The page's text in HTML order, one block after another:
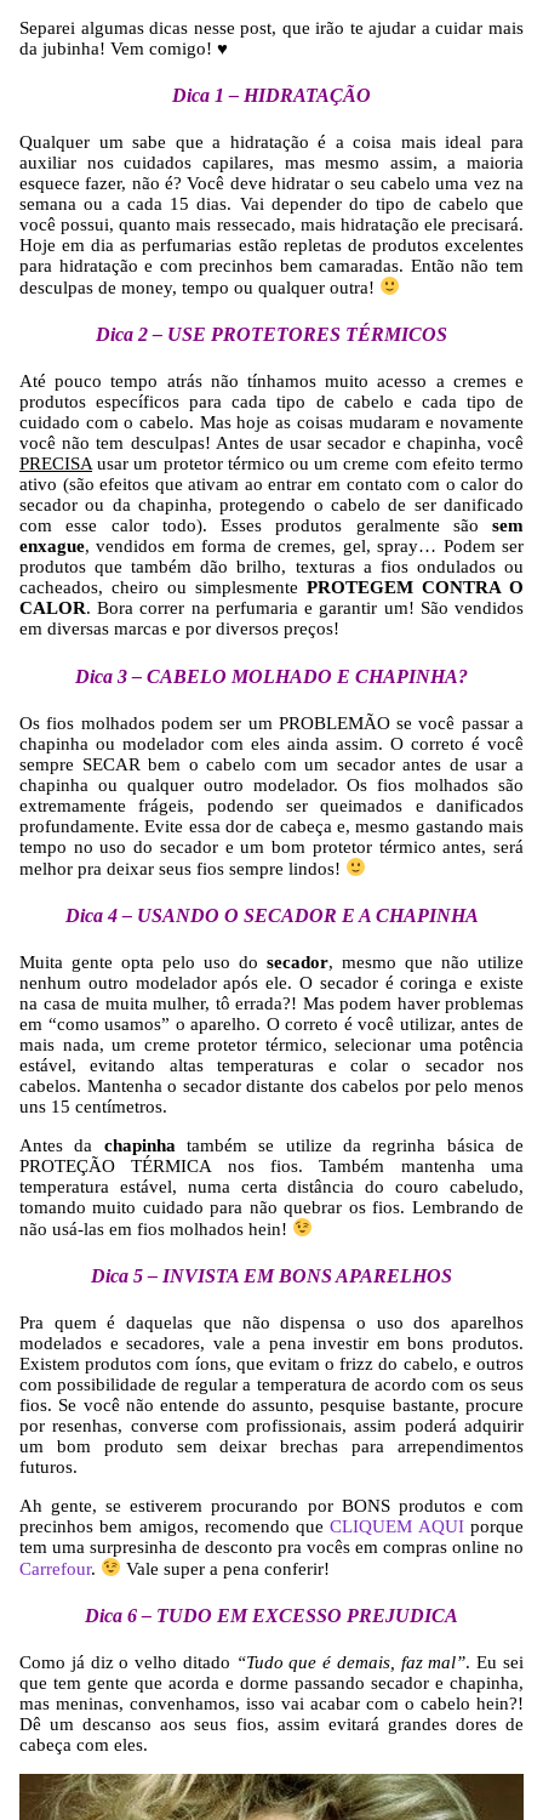
Separei algumas dicas nesse post, que irão te ajudar a cuidar mais
da jubinha! Vem comigo! ♥
Dica 1 – HIDRATAÇÃO
Qualquer um sabe que a hidratação é a coisa mais ideal para
auxiliar nos cuidados capilares, mas mesmo assim, a maioria
esquece fazer, não é? Você deve hidratar o seu cabelo uma vez na
semana ou a cada 15 dias. Vai depender do tipo de cabelo que
você possui, quanto mais ressecado, mais hidratação ele precisará.
Hoje em dia as perfumarias estão repletas de produtos excelentes
para hidratação e com precinhos bem camaradas. Então não tem
desculpas de money, tempo ou qualquer outra!
Dica 2 – USE PROTETORES TÉRMICOS
Até pouco tempo atrás não tínhamos muito acesso a cremes e
produtos específicos para cada tipo de cabelo e cada tipo de
cuidado com o cabelo. Mas hoje as coisas mudaram e novamente
você não tem desculpas! Antes de usar secador e chapinha, você
PRECISAusar um protetor térmico ou um creme com efeito termo
ativo (são efeitos que ativam ao entrar em contato com o calor do
secador ou da chapinha, protegendo o cabelo de ser danificado
com esse calor todo). Esses produtos geralmente são sem
enxague, vendidos em forma de cremes, gel, spray… Podem ser
produtos que também dão brilho, texturas a fios ondulados ou
cacheados, cheiro ou simplesmente PROTEGEM CONTRA O
CALOR. Bora correr na perfumaria e garantir um! São vendidos
em diversas marcas e por diversos preços!
Dica 3 – CABELO MOLHADO E CHAPINHA?
Os fios molhados podem ser um PROBLEMÃO se você passar a
chapinha ou modelador com eles ainda assim. O correto é você
sempre SECAR bem o cabelo com um secador antes de usar a
chapinha ou qualquer outro modelador. Os fios molhados são
extremamente frágeis, podendo ser queimados e danificados
profundamente. Evite essa dor de cabeça e, mesmo gastando mais
tempo no uso do secador e um bom protetor térmico antes, será
melhor pra deixar seus fios sempre lindos!
Dica 4 – USANDO O SECADOR E A CHAPINHA
Muita gente opta pelo uso do secador, mesmo que não utilize
nenhum outro modelador após ele. O secador é coringa e existe
na casa de muita mulher, tô errada?! Mas podem haver problemas
em “como usamos” o aparelho. O correto é você utilizar, antes de
mais nada, um creme protetor térmico, selecionar uma potência
estável, evitando altas temperaturas e colar o secador nos
cabelos. Mantenha o secador distante dos cabelos por pelo menos
uns 15 centímetros.
Antes da chapinha também se utilize da regrinha básica de
PROTEÇÃO TÉRMICA nos fios. Também mantenha uma
temperatura estável, numa certa distância do couro cabeludo,
tomando muito cuidado para não quebrar os fios. Lembrando de
não usá-las em fios molhados hein!
Dica 5 – INVISTA EM BONS APARELHOS
Pra quem é daquelas que não dispensa o uso dos aparelhos
modelados e secadores, vale a pena investir em bons produtos.
Existem produtos com íons, que evitam o frizz do cabelo, e outros
com possibilidade de regular a temperatura de acordo com os seus
fios. Se você não entende do assunto, pesquise bastante, procure
por resenhas, converse com profissionais, assim poderá adquirir
um bom produto sem deixar brechas para arrependimentos
futuros.
Ah gente, se estiverem procurando por BONS produtos e com
precinhos bem amigos, recomendo queCLIQUEM AQUIporque
tem uma surpresinha de desconto pra vocês em compras online no
Carrefour. Vale super a pena conferir!
Dica 6 – TUDO EM EXCESSO PREJUDICA
Como já diz o velho ditado “Tudo que é demais, faz mal”. Eu sei
que tem gente que acorda e dorme passando secador e chapinha,
mas meninas, convenhamos, isso vai acabar com o cabelo hein?!
Dê um descanso aos seus fios, assim evitará grandes dores de
cabeça com eles.